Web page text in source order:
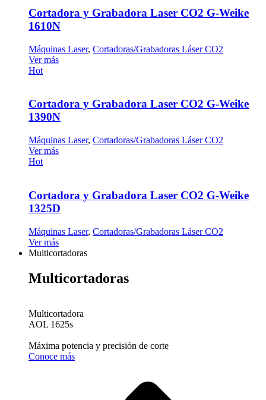
Cortadora y Grabadora Laser CO2 G-Weike
1610N
Máquinas Laser, Cortadoras/Grabadoras Láser CO2
Ver más
Hot
Cortadora y Grabadora Laser CO2 G-Weike
1390N
Máquinas Laser, Cortadoras/Grabadoras Láser CO2
Ver más
Hot
Cortadora y Grabadora Laser CO2 G-Weike
1325D
Máquinas Laser, Cortadoras/Grabadoras Láser CO2
Ver más
Multicortadoras
Multicortadoras
Multicortadora
AOL 1625s
Máxima potencia y precisión de corte
Conoce más